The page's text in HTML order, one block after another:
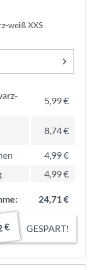
weiß XXS
5,99 €
8,74 €
4,99 €
4,99 €
24,71 €
€ GESPART!